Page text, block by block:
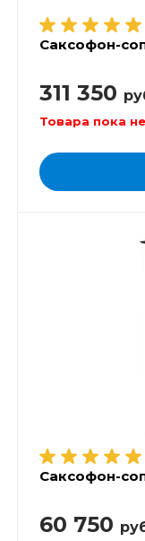
Саксофон-
311 350
Товара пока
Саксофон-
60 750